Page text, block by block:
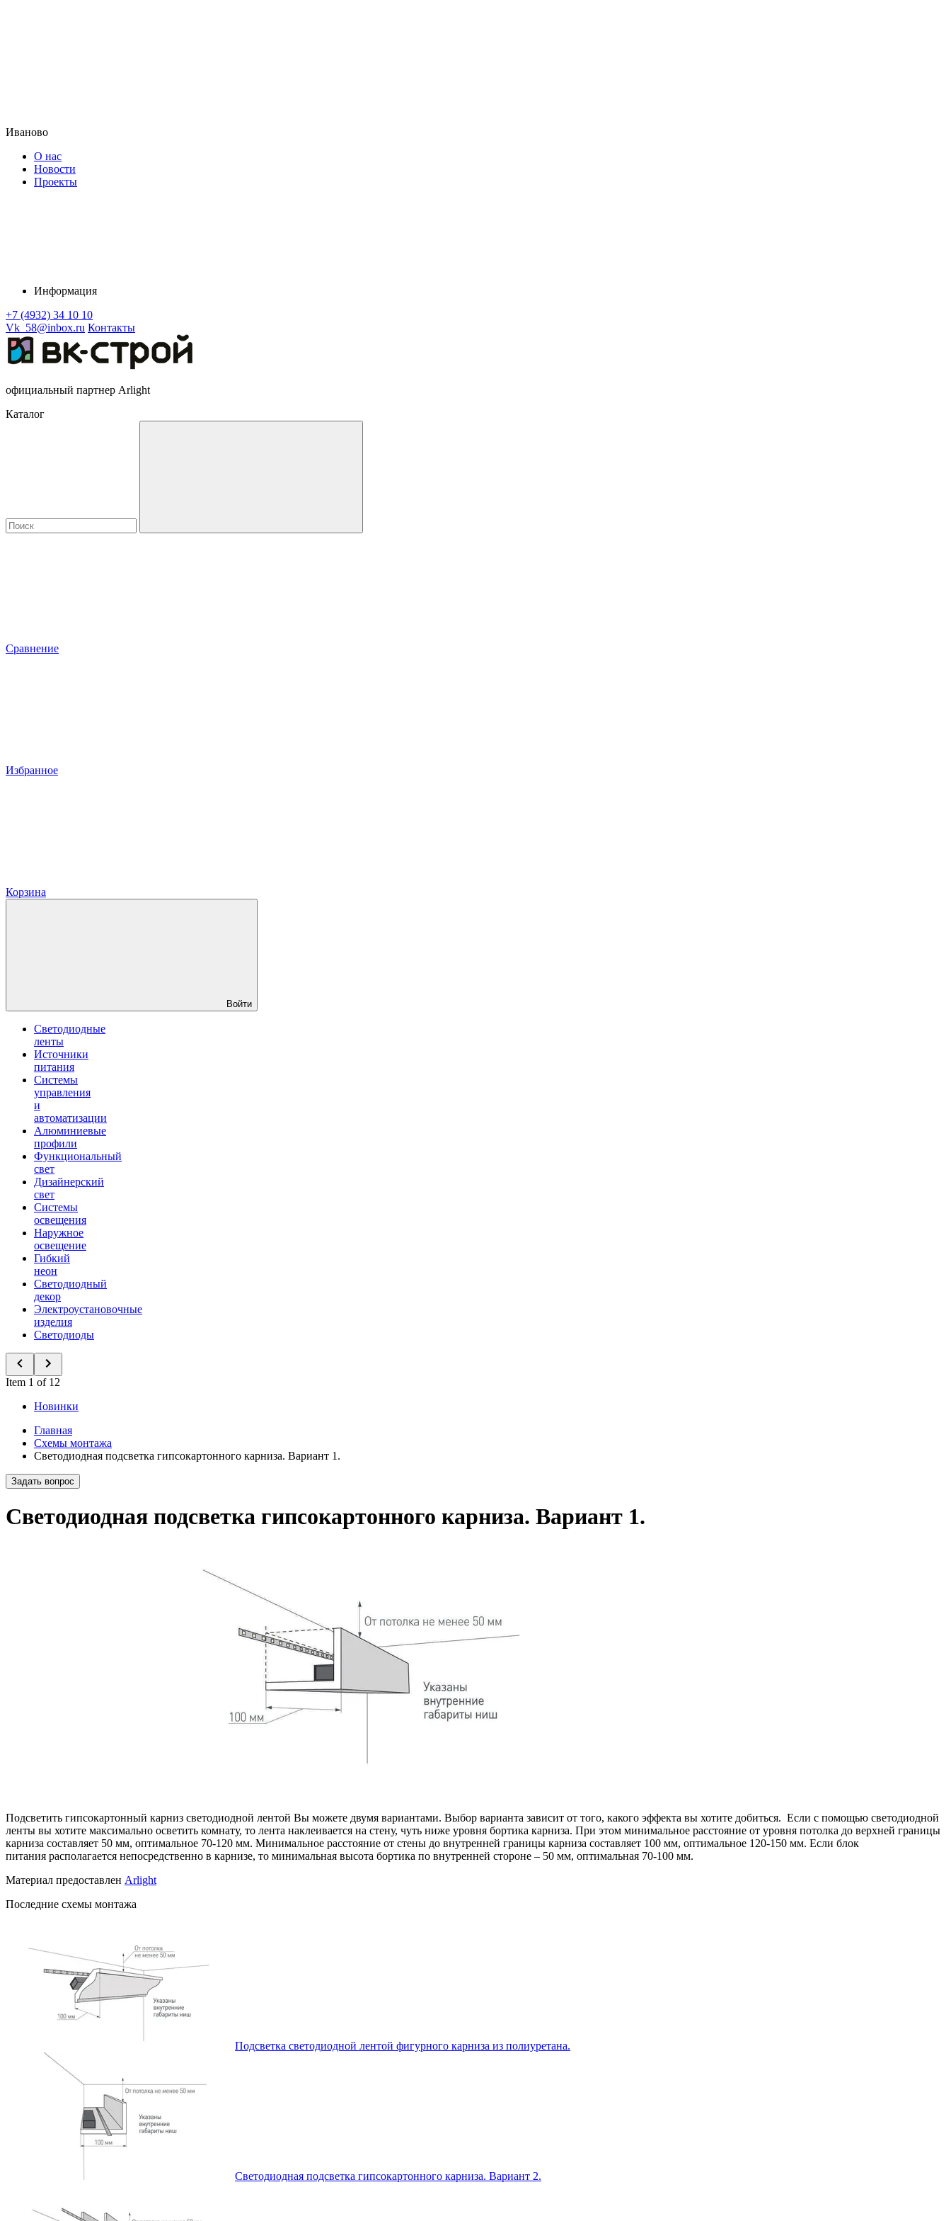
Иваново
О нас
Новости
Проекты
Информация
+7 (4932) 34 10 10
Vk_58@inbox.ru Контакты
официальный партнер Arlight
Каталог
Сравнение
Избранное
Корзина
Войти
Светодиодные
ленты
Источники
питания
Системы
управления
и
автоматизации
Алюминиевые
профили
Функциональный
свет
Дизайнерский
свет
Системы
освещения
Наружное
освещение
Гибкий
неон
Светодиодный
декор
Электроустановочные
изделия
Светодиоды
Item 1 of 12
Новинки
Главная
Схемы монтажа
Светодиодная подсветка гипсокартонного карниза. Вариант 1.
Задать вопрос
Светодиодная подсветка гипсокартонного карниза. Вариант 1.
Подсветить гипсокартонный карниз светодиодной лентой Вы можете двумя вариантами. Выбор варианта зависит от того, какого эффекта вы хотите добиться. Если с помощью светодиодной
ленты вы хотите максимально осветить комнату, то лента наклеивается на стену, чуть ниже уровня бортика карниза. При этом минимальное расстояние от уровня потолка до верхней границы
карниза составляет 50 мм, оптимальное 70-120 мм. Минимальное расстояние от стены до внутренней границы карниза составляет 100 мм, оптимальное 120-150 мм. Если блок
питания располагается непосредственно в карнизе, то минимальная высота бортика по внутренней стороне – 50 мм, оптимальная 70-100 мм.
Материал предоставлен Arlight
Последние схемы монтажа
Подсветка светодиодной лентой фигурного карниза из полиуретана.
Светодиодная подсветка гипсокартонного карниза. Вариант 2.